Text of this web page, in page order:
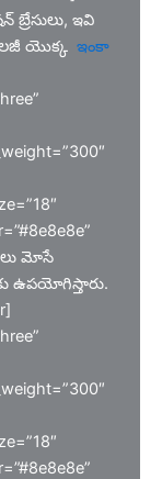
బ్రేసులు, ఇవి
యొక్క ఇంకా
మోసే
ఉపయోగిస్తారు.